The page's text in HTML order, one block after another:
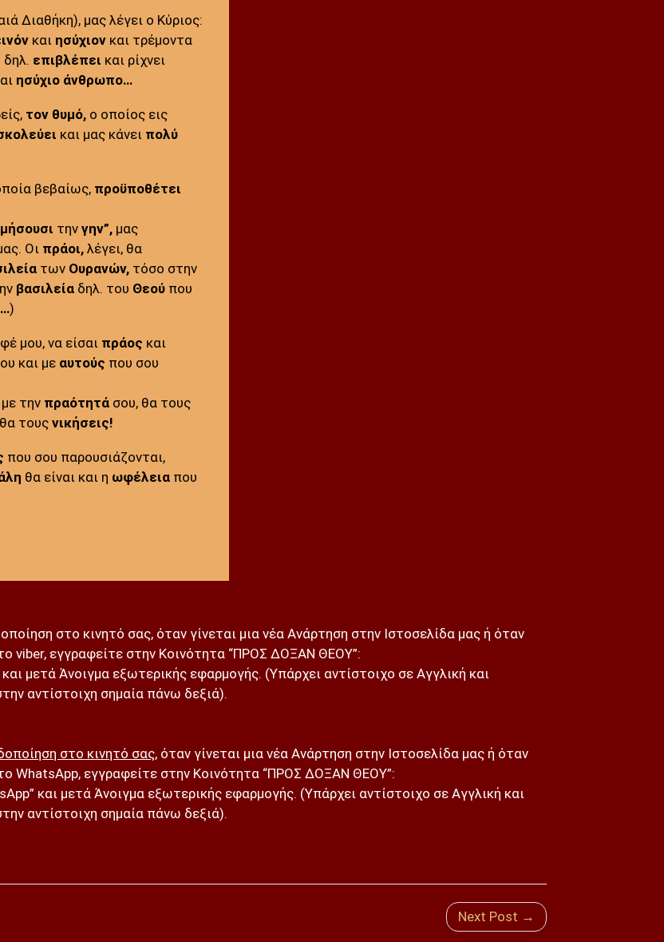
Διαθήκη), μας λέγει ο Κύριος:
και ησύχιονκαι τρέμοντα
δηλ. επιβλέπει και ρίχνει
ησύχιο άνθρωπο…
τον θυμό,ο οποίος εις
και μας κάνει πολύ
βεβαίως, προϋποθέτει
την γην”, μας
Οι πράοι, λέγει, θα
των Ουρανών,τόσο στην
βασιλείαδηλ. του Θεούπου
)
μου, να είσαι πράος και
και με αυτούς που σου
την πραότητάσου, θα τους
τους νικήσεις!
που σου παρουσιάζονται,
θα είναι και η ωφέλειαπου
στο κινητό σας, όταν γίνεται μια νέα Ανάρτηση στην Ιστοσελίδα μας ή όταν
viber, εγγραφείτε στην Κοινότητα “ΠΡΟΣ ΔΟΞΑΝ ΘΕΟΥ”:
μετά Άνοιγμα εξωτερικής εφαρμογής. (Υπάρχει αντίστοιχο σε Αγγλική και
αντίστοιχη σημαία πάνω δεξιά).
στο κινητό σας, όταν γίνεται μια νέα Ανάρτηση στην Ιστοσελίδα μας ή όταν
WhatsApp, εγγραφείτε στην Κοινότητα “ΠΡΟΣ ΔΟΞΑΝ ΘΕΟΥ”:
και μετά Άνοιγμα εξωτερικής εφαρμογής. (Υπάρχει αντίστοιχο σε Αγγλική και
αντίστοιχη σημαία πάνω δεξιά).
Next Post →